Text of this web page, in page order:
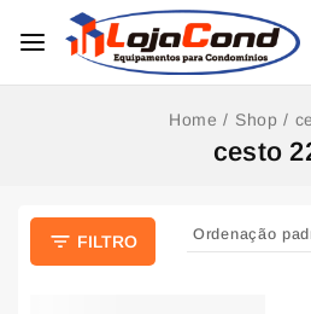
Home / Shop /
cesto
FILTRO